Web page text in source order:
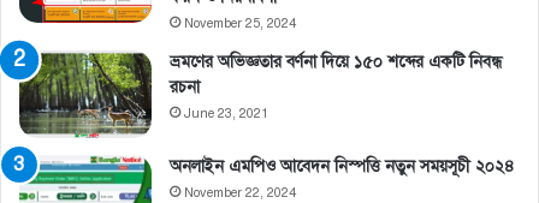
November 25, 2024
ভ্রমণের অভিজ্ঞতার বর্ণনা দিয়ে ১৫০ শব্দের একটি নিবন্ধ
রচনা
June 23, 2021
অনলাইন এমপিও আবেদন নিস্পত্তি নতুন সময়সূচী ২০২৪
November 22, 2024